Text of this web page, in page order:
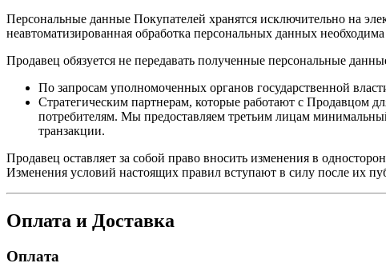
Персональные данные Покупателей хранятся исключительно на
неавтоматизированная обработка персональных данных
Продавец обязуется не передавать полученные персональные
По запросам уполномоченных органов государственной
Стратегическим партнерам, которые работают с Продавцом
потребителям. Мы предоставляем третьим лицам
транзакции.
Продавец оставляет за собой право вносить изменения в
Изменения условий настоящих правил вступают в силу после их
Оплата и Доставка
Оплата